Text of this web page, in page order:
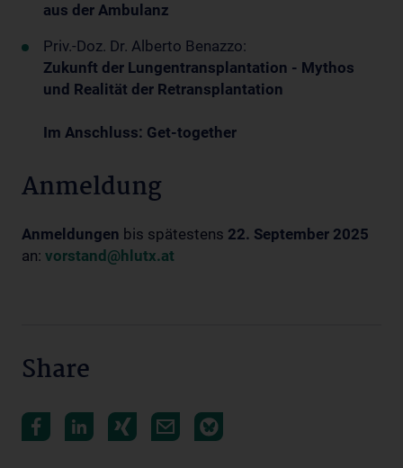
aus der Ambulanz
Priv.-Doz. Dr. Alberto Benazzo:
Zukunft der Lungentransplantation - Mythos
und Realität der Retransplantation
Im Anschluss: Get-together
Anmeldung
Anmeldungen bis spätestens 22. September 2025
an: vorstand@hlutx.at
Share